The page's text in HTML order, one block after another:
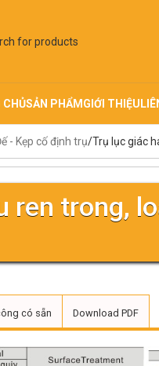
CHỦSẢN PHẨMGIỚI THIỆU
- Kẹp cố định trụ Trụ lục giác
ren trong,
có sẵn Download PDF